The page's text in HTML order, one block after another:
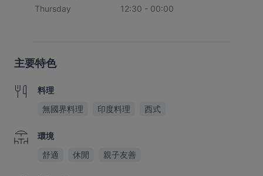
Thursday
12:30 - 00:00
主要特色
料理
無國界料理
印度料理 西式
環境
舒適
休閒 親子友善